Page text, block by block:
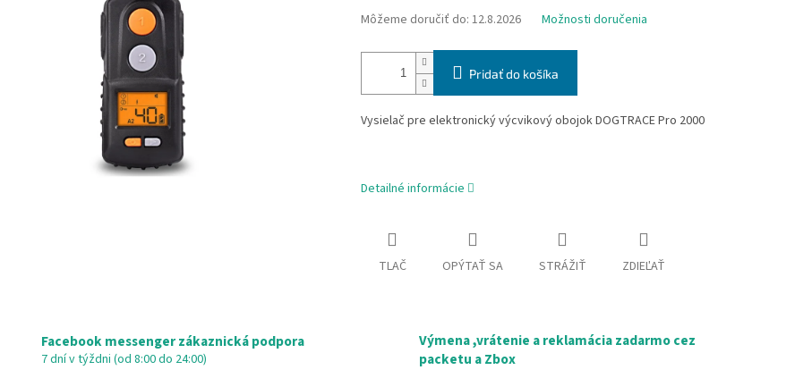
Môžeme doručiť do: 12.8.2026 Možnosti doručenia
Pridať do košíka
Vysielač pre elektronický výcvikový obojok DOGTRACE Pro 2000
Detailné informácie
TLAČ OPÝTAŤ SA STRÁŽIŤ ZDIEĽAŤ
Facebook messenger zákaznická podpora
7 dní v týždni (od 8:00 do 24:00)
Výmena ,vrátenie a reklamácia zadarmo cez
packetu a Zbox